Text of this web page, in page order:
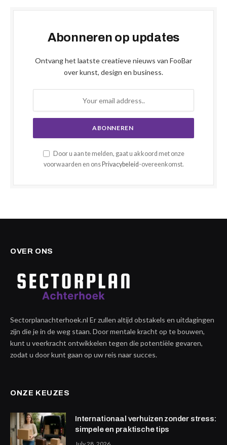
Abonneren op updates
Ontvang het laatste creatieve nieuws van FooBar
over kunst, design en business.
Door u aan te melden, gaat u akkoord met onze
voorwaarden en ons Privacybeleid -overeenkomst.
OVER ONS
Sectorplanachterhoek.nl Er zullen altijd obstakels en uitdagingen
zijn die je in de weg staan. Door mentale kracht op te bouwen,
kunt u veerkracht ontwikkelen tegen die potentiële gevaren,
zodat u door kunt gaan op uw reis naar succes.
ONZE KEUZES
Internationaal verhuizen zonder stress:
simpele en praktische tips